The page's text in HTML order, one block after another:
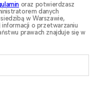
oraz potwierdzasz
danych
w Warszawie,
o przetwarzaniu
prawach znajduje się w